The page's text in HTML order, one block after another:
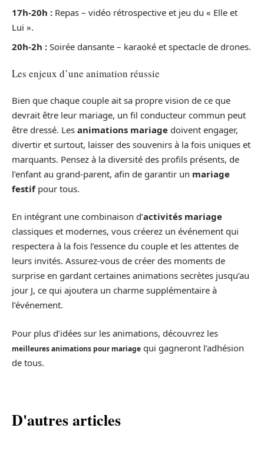
17h-20h : Repas – vidéo rétrospective et jeu du « Elle et
Lui ».
20h-2h : Soirée dansante – karaoké et spectacle de drones.
Les enjeux d’une animation réussie
Bien que chaque couple ait sa propre vision de ce que
devrait être leur mariage, un fil conducteur commun peut
être dressé. Les animations mariage doivent engager,
divertir et surtout, laisser des souvenirs à la fois uniques et
marquants. Pensez à la diversité des profils présents, de
l’enfant au grand-parent, afin de garantir un mariage
festifpour tous.
En intégrant une combinaison d’activités mariage
classiques et modernes, vous créerez un événement qui
respectera à la fois l’essence du couple et les attentes de
leurs invités. Assurez-vous de créer des moments de
surprise en gardant certaines animations secrètes jusqu’au
jour J, ce qui ajoutera un charme supplémentaire à
l’événement.
Pour plus d’idées sur les animations, découvrez les
meilleures animations pour mariage qui gagneront l’adhésion
de tous.
D'autres articles